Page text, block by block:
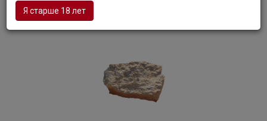
блюдами и морепродуктами.
Я старше 18 лет